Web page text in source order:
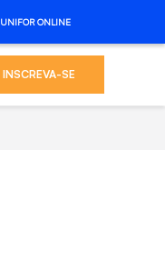
UNIFOR ONLINE
INSCREVA-SE